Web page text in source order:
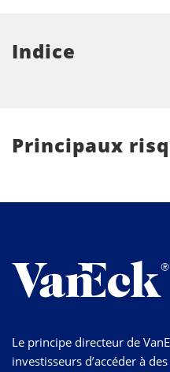
Indice
Principaux
Le principe directeur de
investisseurs d’accéder à